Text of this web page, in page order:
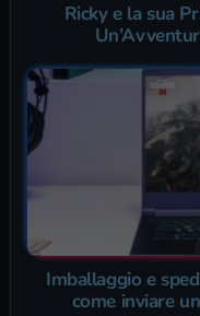
Ricky e la sua
Imballaggio e
come inviare